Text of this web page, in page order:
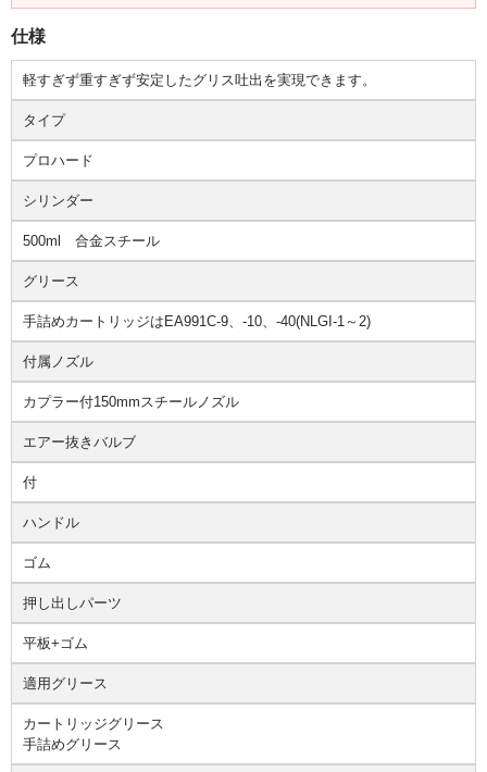
仕様
軽すぎず重すぎず安定したグリス吐出を実現できます。
タイプ
プロハード
シリンダー
500ml 合金スチール
グリース
手詰めカートリッジはEA991C-9、-10、-40(NLGI-1～2)
付属ノズル
カプラー付150mmスチールノズル
エアー抜きバルブ
付
ハンドル
ゴム
押し出しパーツ
平板+ゴム
適用グリース
カートリッジグリース
手詰めグリース